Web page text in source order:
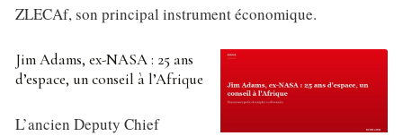
ZLECAf, son principal instrument économique.
Jim Adams, ex-NASA : 25 ans
d’espace, un conseil à l’Afrique
L’ancien Deputy Chief